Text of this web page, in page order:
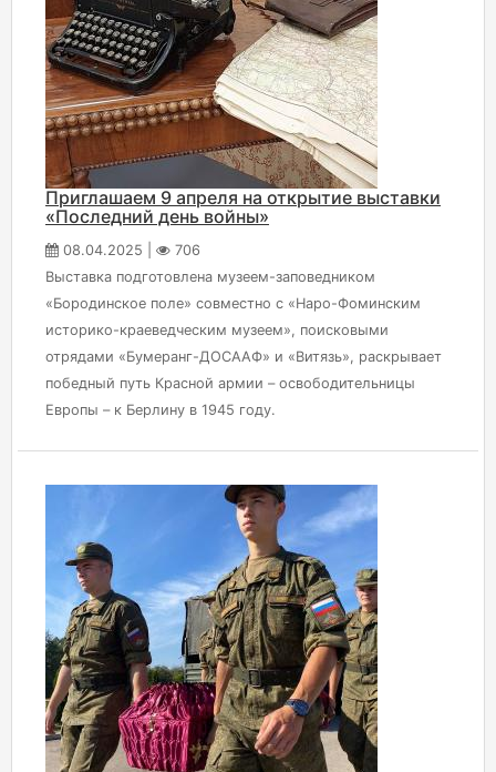
Приглашаем 9 апреля на открытие выставки
«Последний день войны»
08.04.2025 |
706
Выставка подготовлена музеем-заповедником
«Бородинское поле» совместно с «Наро-Фоминским
историко-краеведческим музеем», поисковыми
отрядами «Бумеранг-ДОСААФ» и «Витязь», раскрывает
победный путь Красной армии – освободительницы
Европы – к Берлину в 1945 году.